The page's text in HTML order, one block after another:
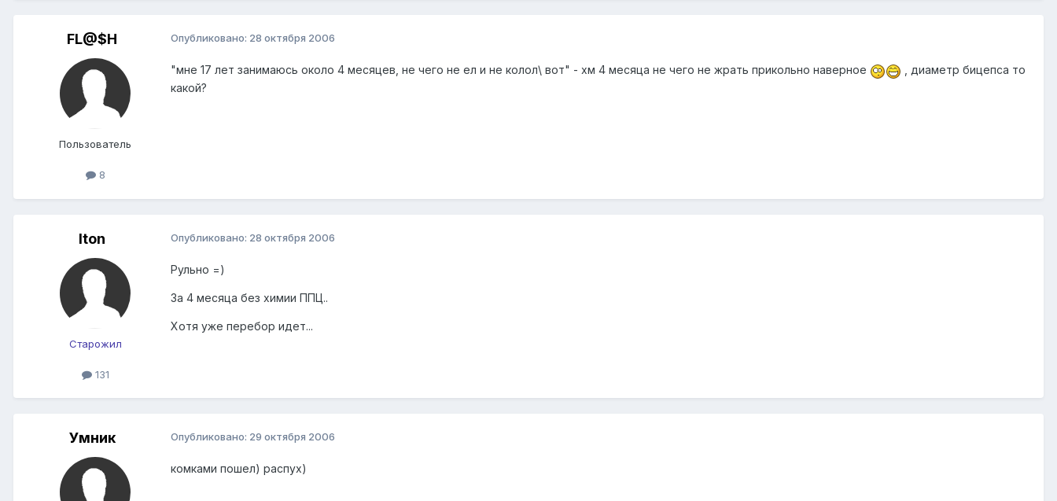
FL@$H
Пользователь
8
Опубликовано: 28 октября 2006
"мне 17 лет занимаюсь около 4 месяцев, не чего не ел и не колол\ вот" - хм 4 месяца не чего не жрать прикольно наверное
, диаметр бицепса то
какой?
Iton
Старожил
131
Опубликовано: 28 октября 2006
Рульно =)
За 4 месяца без химии ППЦ..
Хотя уже перебор идет...
Умник Опубликовано: 29 октября 2006
комками пошел) распух)